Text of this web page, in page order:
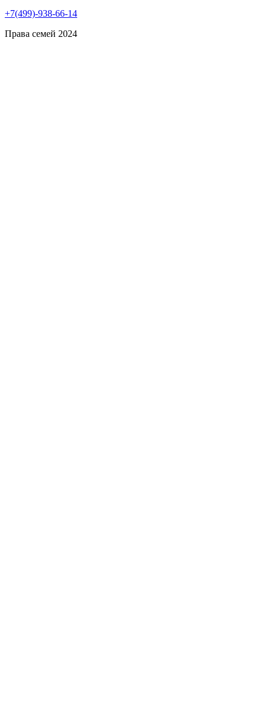
+7(499)-938-66-14
Права семей 2024